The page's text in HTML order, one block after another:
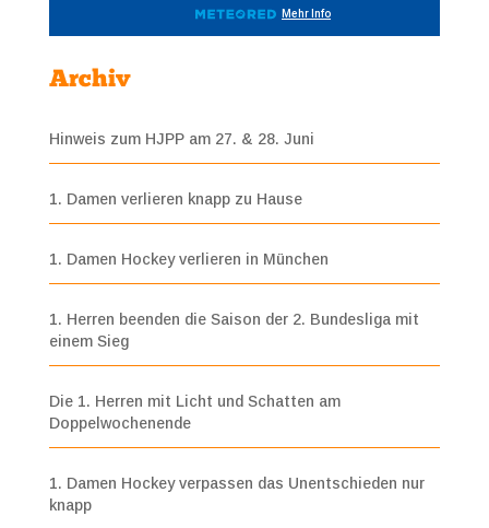
Archiv
Hinweis zum HJPP am 27. & 28. Juni
1. Damen verlieren knapp zu Hause
1. Damen Hockey verlieren in München
1. Herren beenden die Saison der 2. Bundesliga mit
einem Sieg
Die 1. Herren mit Licht und Schatten am
Doppelwochenende
1. Damen Hockey verpassen das Unentschieden nur
knapp